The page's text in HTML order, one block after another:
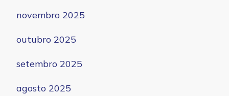
novembro 2025
outubro 2025
setembro 2025
agosto 2025